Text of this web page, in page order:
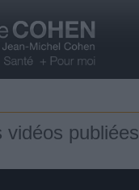
vidéos publiées